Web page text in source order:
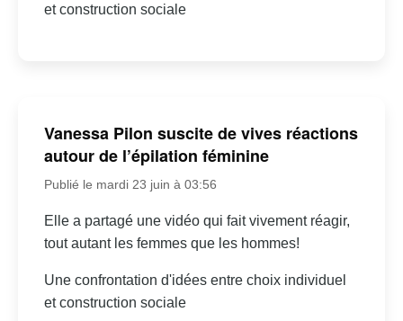
et construction sociale
Vanessa Pilon suscite de vives réactions
autour de l’épilation féminine
Publié le mardi 23 juin à 03:56
Elle a partagé une vidéo qui fait vivement réagir,
tout autant les femmes que les hommes!
Une confrontation d'idées entre choix individuel
et construction sociale